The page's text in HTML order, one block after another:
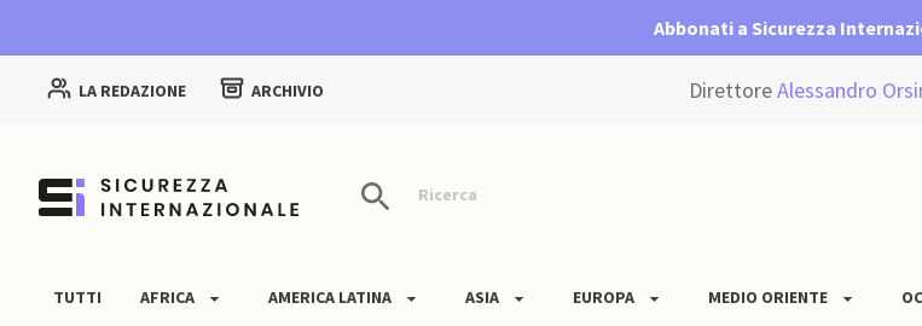
Abbonati a Sicurezza
LA REDAZIONE ARCHIVIO DirettoreAlessandro
Ricerca
TUTTI AFRICA AMERICA LATINA ASIA EUROPA MEDIO ORIENTE